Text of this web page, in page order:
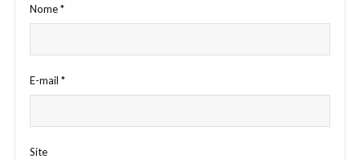
Nome*
E-mail *
Site